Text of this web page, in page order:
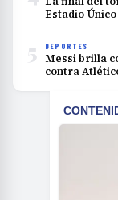
Estadio
5 DEPORTES
Messi brilla
contra